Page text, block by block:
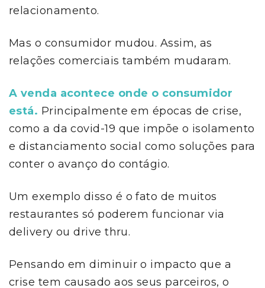
relacionamento.
Mas o consumidor mudou. Assim, as
relações comerciais também mudaram.
A venda acontece onde o consumidor
está. Principalmente em épocas de crise,
como a da covid-19 que impõe o isolamento
e distanciamento social como soluções para
conter o avanço do contágio.
Um exemplo disso é o fato de muitos
restaurantes só poderem funcionar via
delivery ou drive thru.
Pensando em diminuir o impacto que a
crise tem causado aos seus parceiros, o